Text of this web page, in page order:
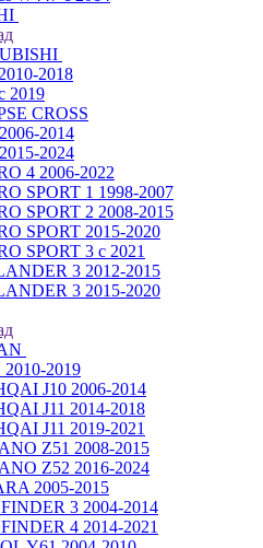
2018
2019
CROSS
2014
2024
4 2006-2022
SPORT 1 1998-2007
SPORT 2 2008-2015
SPORT 2015-2020
SPORT 3 с 2021
3 2012-2015
3 2015-2020
2019
J10 2006-2014
J11 2014-2018
J11 2019-2021
Z51 2008-2015
Z52 2016-2024
2005-2015
3 2004-2014
4 2014-2021